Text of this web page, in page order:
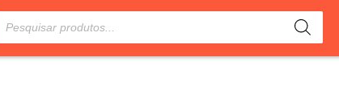
produtos